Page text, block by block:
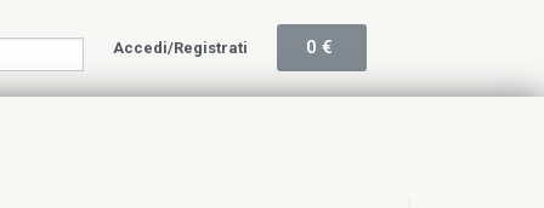
Accedi/Registrati 0€